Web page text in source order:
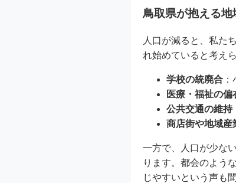
鳥取県が抱える
人口が減ると、私た
れ始めていると考え
学校の統廃合
医療・福祉の偏
公共交通の維持
商店街や地域産
一方で、人口が少な
ります。都会のよう
じやすいという声も